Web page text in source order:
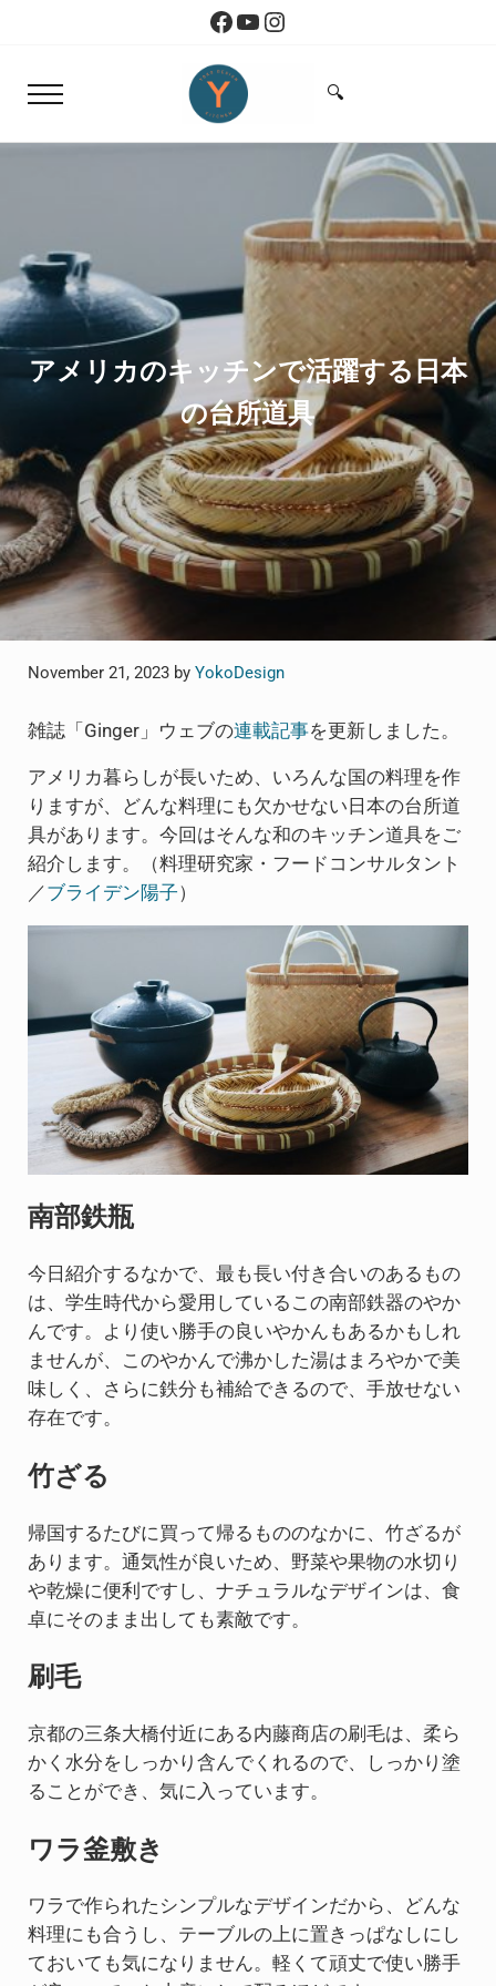
Skip to header right navigationFacebook
YouTube
Instagram
Menu
Yoko Design Kitchen
Search...
🔍
アメリカのキッチンで活躍する日本
の台所道具
November 21, 2023 by YokoDesign
雑誌「Ginger」ウェブの連載記事を更新しました。
アメリカ暮らしが長いため、いろんな国の料理を作
りますが、どんな料理にも欠かせない日本の台所道
具があります。今回はそんな和のキッチン道具をご
紹介します。（料理研究家・フードコンサルタント
／ブライデン陽子）
南部鉄瓶
今日紹介するなかで、最も長い付き合いのあるもの
は、学生時代から愛用しているこの南部鉄器のやか
んです。より使い勝手の良いやかんもあるかもしれ
ませんが、このやかんで沸かした湯はまろやかで美
味しく、さらに鉄分も補給できるので、手放せない
存在です。
竹ざる
帰国するたびに買って帰るもののなかに、竹ざるが
あります。通気性が良いため、野菜や果物の水切り
や乾燥に便利ですし、ナチュラルなデザインは、食
卓にそのまま出しても素敵です。
刷毛
京都の三条大橋付近にある内藤商店の刷毛は、柔ら
かく水分をしっかり含んでくれるので、しっかり塗
ることができ、気に入っています。
ワラ釜敷き
ワラで作られたシンプルなデザインだから、どんな
料理にも合うし、テーブルの上に置きっぱなしにし
ておいても気になりません。軽くて頑丈で使い勝手